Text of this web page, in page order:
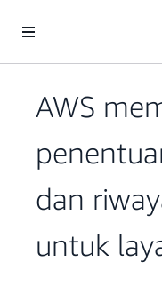
AWS
dan
untuk